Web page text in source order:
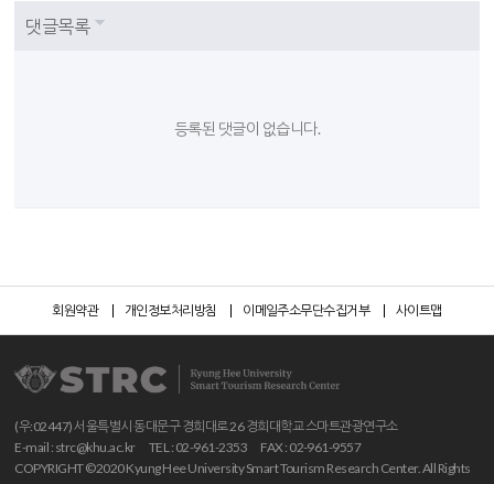
댓글목록
등록된 댓글이 없습니다.
회원약관 개인정보처리방침 이메일주소무단수집거부 사이트맵
(우:02447) 서울특별시 동대문구 경희대로 26 경희대학교 스마트관광연구소
E-mail : strc@khu.ac.kr TEL : 02-961-2353
FAX : 02-961-9557
COPYRIGHT ©2020 Kyung Hee University Smart Tourism Research Center. All Rights